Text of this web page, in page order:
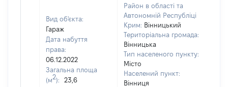
Вид об'єкта:
Гараж
Дата набуття
права:
06.12.2022
Загальна площа
(м2):
23,6
Район в області та
Автономній Республіці
Крим: Вінницький
Територіальна громада:
Вінницька
Тип населеного пункту:
Місто
Населений пункт:
Вінниця